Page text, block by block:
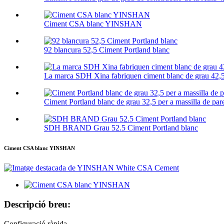
Ciment CSA blanc YINSHAN
92 blancura 52,5 Ciment Portland blanc
La marca SDH Xina fabriquen ciment blanc de grau
Ciment Portland blanc de grau 32,5 per a massilla de
SDH BRAND Grau 52.5 Ciment Portland blanc
Ciment CSA blanc YINSHAN
Descripció breu: